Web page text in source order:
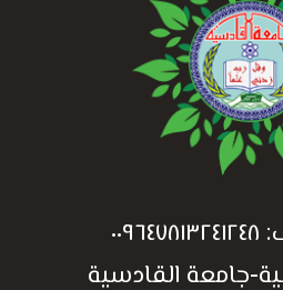
٠٠٩٦٤٧٨١٣٢٤١٢٤٨
جامعة القادسية